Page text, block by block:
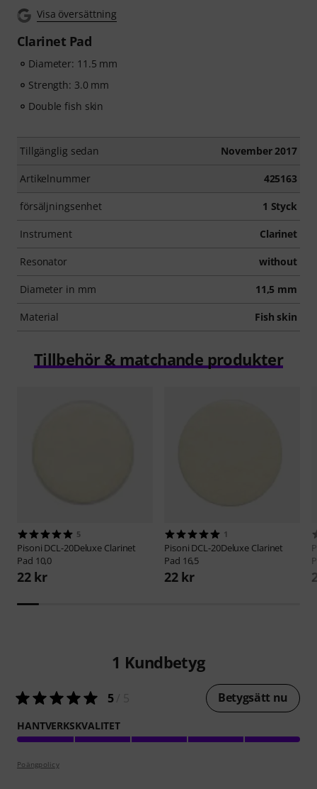
Visa översättning
Clarinet Pad
Diameter: 11.5 mm
Strength: 3.0 mm
Double fish skin
Tillgänglig sedan November 2017
Artikelnummer 425163
försäljningsenhet 1 Styck
Instrument Clarinet
Resonator without
Diameter in mm 11,5 mm
Material Fish skin
Tillbehör & matchande produkter
5
Pisoni DCL-20Deluxe Clarinet
Pad 10,0
22 kr
1
Pisoni DCL-20Deluxe Clarinet
Pad 16,5
22 kr
1 Kundbetyg
5/ 5 Betygsätt nu
HANTVERKSKVALITET
Poängpolicy